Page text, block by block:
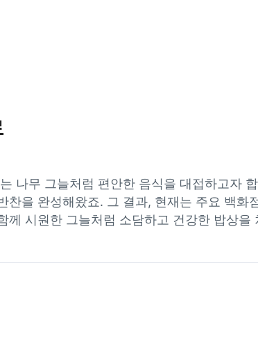
나무 그늘처럼 편안한 음식을 대접하고자
찬을 완성해왔죠. 그 결과, 현재는 주요 백화
께 시원한 그늘처럼 소담하고 건강한 밥상을